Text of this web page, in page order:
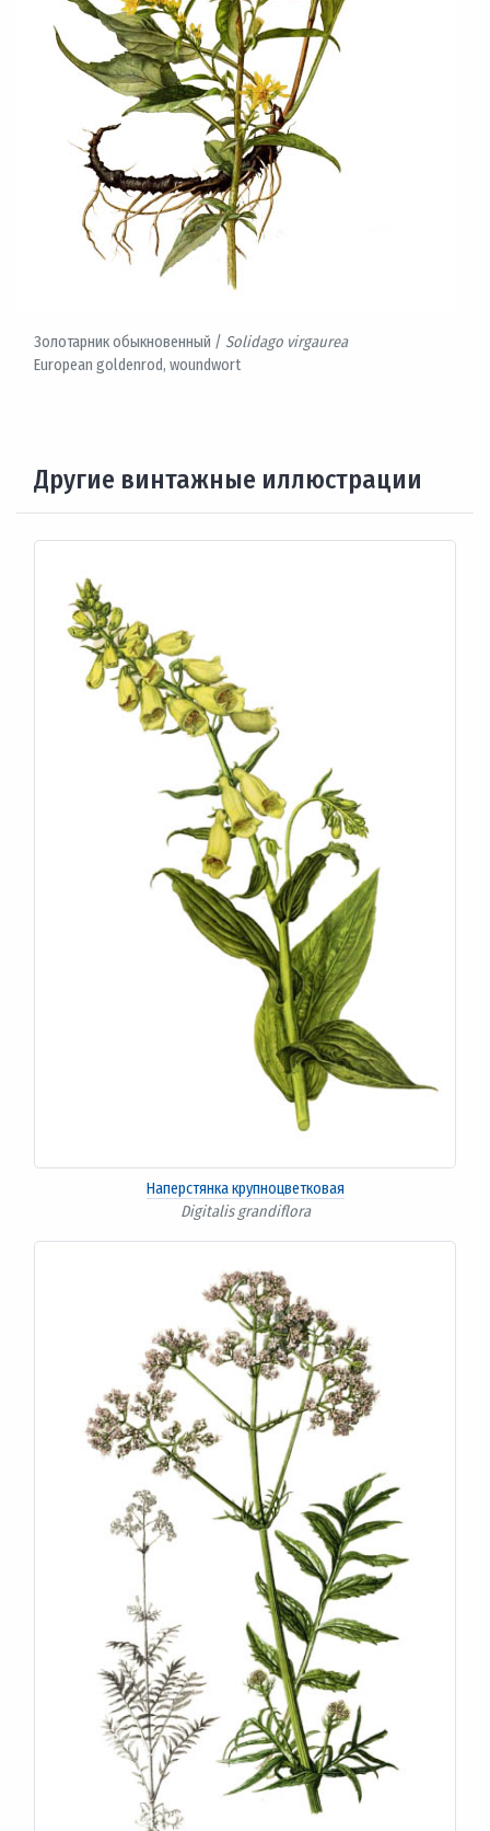
Золотарник обыкновенный / Solidago virgaurea
European goldenrod, woundwort
Другие винтажные иллюстрации
Наперстянка крупноцветковая
Digitalis grandiflora